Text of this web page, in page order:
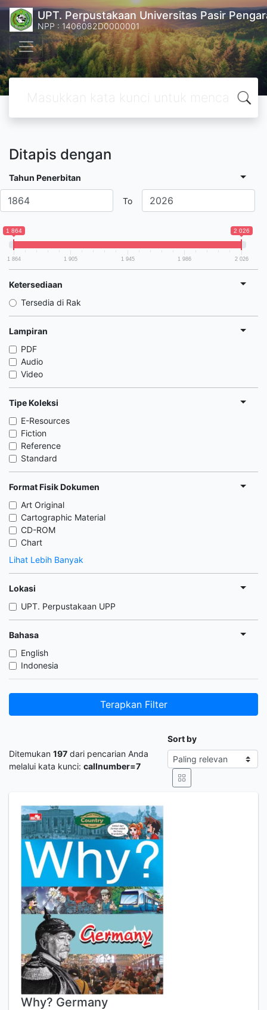
UPT. Perpustakaan Universitas Pasir
NPP : 1406082D0000001
Ditapis dengan
Tahun Penerbitan
To
1 864 2 026
1 864 1 905 1 945 1 986 2 026
Ketersediaan
Tersedia di Rak
Lampiran
PDF
Audio
Video
Tipe Koleksi
E-Resources
Fiction
Reference
Standard
Format Fisik Dokumen
Art Original
Cartographic Material
CD-ROM
Chart
Lihat Lebih Banyak
Lokasi
UPT. Perpustakaan UPP
Bahasa
English
Indonesia
Terapkan Filter
Ditemukan 197 dari pencarian Anda
melalui kata kunci: callnumber=7
Sort by
Why? Germany